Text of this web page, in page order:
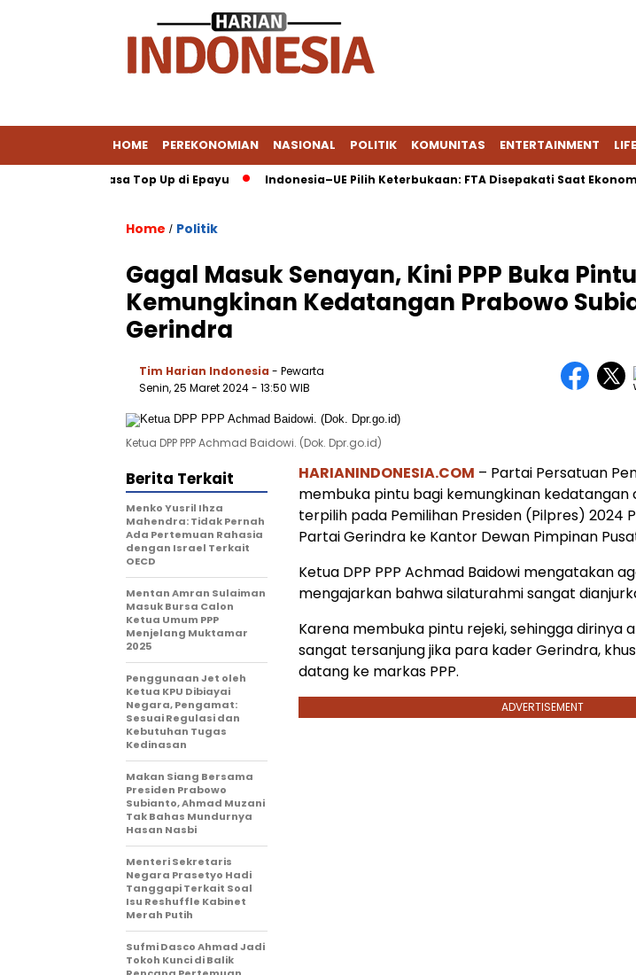
HOME PEREKONOMIAN NASIONAL POLITIK KOMUNITAS ENTERTAINMENT
via Jasa Top Up di Epayu Indonesia–UE Pilih Keterbukaan: FTA Disepakati Saat Ekonomi
Home / Politik
Gagal Masuk Senayan, Kini PPP Buka
Kemungkinan Kedatangan Prabowo
Gerindra
Tim Harian Indonesia - Pewarta
Senin, 25 Maret 2024- 13:50 WIB
Ketua DPP PPP Achmad Baidowi. (Dok. Dpr.go.id)
HARIANINDONESIA.COM – Partai Persatuan
membuka pintu bagi kemungkinan kedatangan
terpilih pada Pemilihan Presiden (Pilpres) 2024
Partai Gerindra ke Kantor Dewan Pimpinan
Ketua DPP PPP Achmad Baidowi mengatakan
mengajarkan bahwa silaturahmi sangat
Karena membuka pintu rejeki, sehingga dirinya
sangat tersanjung jika para kader Gerindra,
datang ke markas PPP.
ADVERTISEMENT
Berita Terkait
Menko Yusril Ihza
Mahendra: Tidak Pernah
Ada Pertemuan Rahasia
dengan Israel Terkait
OECD
Mentan Amran Sulaiman
Masuk Bursa Calon
Ketua Umum PPP
Menjelang Muktamar
2025
Penggunaan Jet oleh
Ketua KPU Dibiayai
Negara, Pengamat:
Sesuai Regulasi dan
Kebutuhan Tugas
Kedinasan
Makan Siang Bersama
Presiden Prabowo
Subianto, Ahmad Muzani
Tak Bahas Mundurnya
Hasan Nasbi
Menteri Sekretaris
Negara Prasetyo Hadi
Tanggapi Terkait Soal
Isu Reshuffle Kabinet
Merah Putih
Sufmi Dasco Ahmad Jadi
Tokoh Kunci di Balik